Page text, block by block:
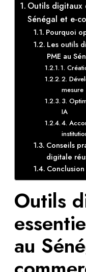
Outils digitaux
Sénégal et e-
Pourquoi
Les outils
PME au
1.
2.
mesure
3.
IA
4.
Conseils
digitale
Conclusion
Outils
au